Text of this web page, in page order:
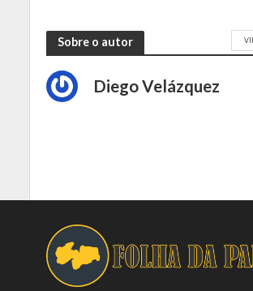
Sobre o autor
Diego Velázquez